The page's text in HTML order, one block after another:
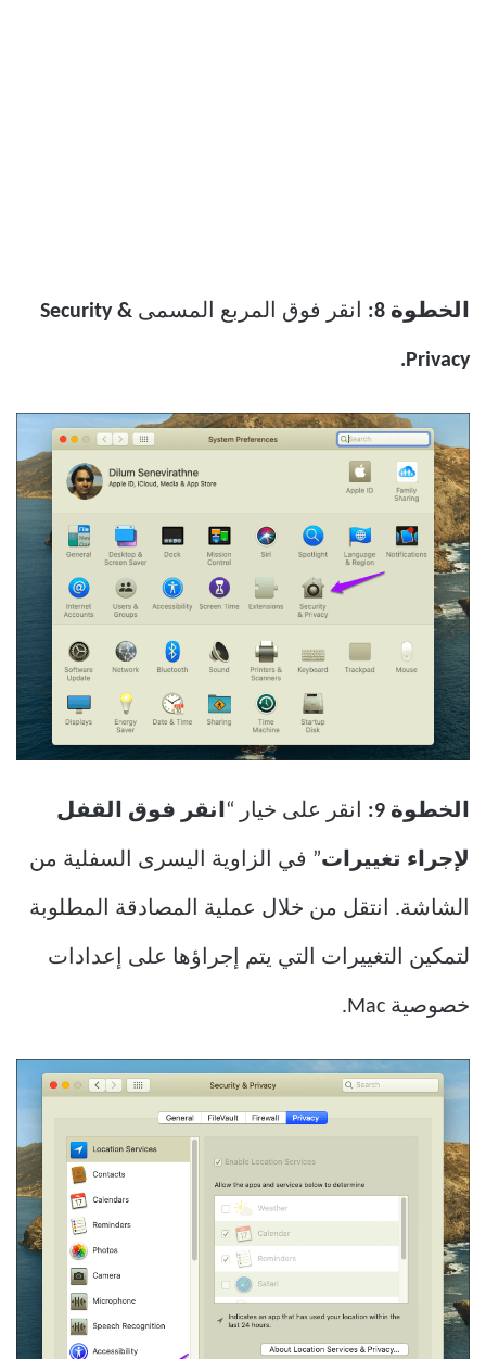
الخطوة 8: انقر فوق المربع المسمى Security &
Privacy.
الخطوة 9: انقر على خيار “انقر فوق القفل
لإجراء تغييرات” في الزاوية اليسرى السفلية من
الشاشة. انتقل من خلال عملية المصادقة المطلوبة
لتمكين التغييرات التي يتم إجراؤها على إعدادات
خصوصية Mac.